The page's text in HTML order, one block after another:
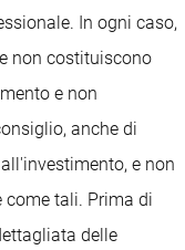
In ogni caso,
non costituiscono
e non
anche di
e non
come tali. Prima di
delle